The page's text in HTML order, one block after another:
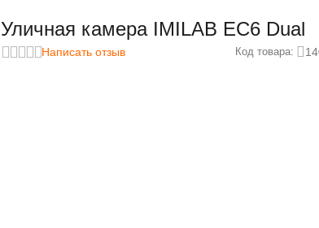
Уличная камера IMILAB EC6 Dual
Написать отзыв Код товара: